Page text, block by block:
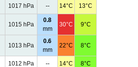
1017 hPa -- 14°C 13°C
1015 hPa
0.8
mm
30°C 9°C
1013 hPa
0.6
mm
22°C 8°C
1012 hPa -- 14°C 8°C